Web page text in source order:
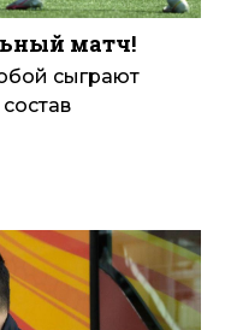
матч!
сыграют